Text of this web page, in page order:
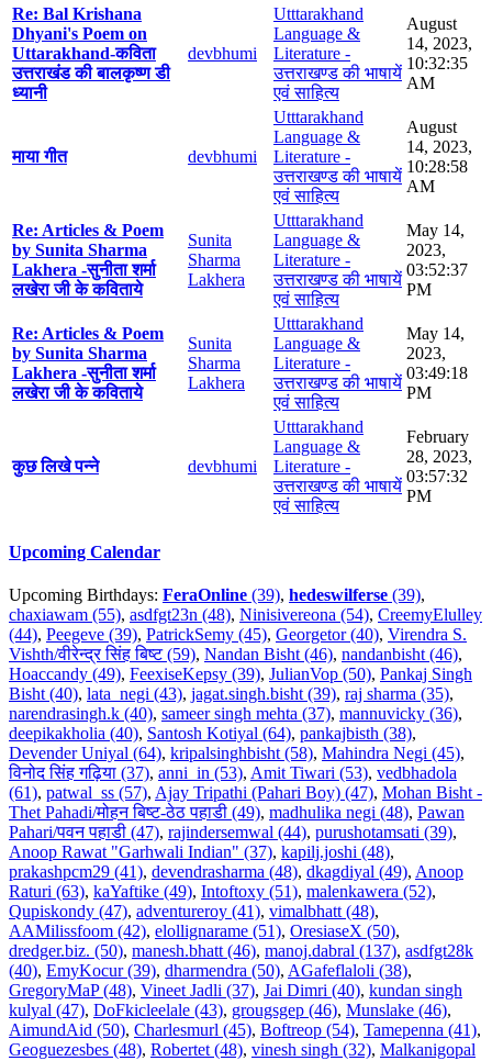
Re: Bal Krishana
Dhyani's Poem on
Uttarakhand-कविता
उत्तराखंड की बालकृष्ण डी
ध्यानी
devbhumi
Utttarakhand
Language &
Literature -
उत्तराखण्ड की भाषायें
एवं साहित्य
August
14, 2023,
10:32:35
AM
माया गीत devbhumi
Utttarakhand
Language &
Literature -
उत्तराखण्ड की भाषायें
एवं साहित्य
August
14, 2023,
10:28:58
AM
Re: Articles & Poem
by Sunita Sharma
Lakhera -सुनीता शर्मा
लखेरा जी के कविताये
Sunita
Sharma
Lakhera
Utttarakhand
Language &
Literature -
उत्तराखण्ड की भाषायें
एवं साहित्य
May 14,
2023,
03:52:37
PM
Re: Articles & Poem
by Sunita Sharma
Lakhera -सुनीता शर्मा
लखेरा जी के कविताये
Sunita
Sharma
Lakhera
Utttarakhand
Language &
Literature -
उत्तराखण्ड की भाषायें
एवं साहित्य
May 14,
2023,
03:49:18
PM
कुछ लिखे पन्ने devbhumi
Utttarakhand
Language &
Literature -
उत्तराखण्ड की भाषायें
एवं साहित्य
February
28, 2023,
03:57:32
PM
Upcoming Calendar
Upcoming Birthdays: FeraOnline (39), hedeswilferse (39),
chaxiawam (55), asdfgt23n (48), Ninisivereona (54), CreemyElulley
(44), Peegeve (39), PatrickSemy (45), Georgetor (40), Virendra S.
Vishth/वीरेन्द्र सिंह बिष्ट (59), Nandan Bisht (46), nandanbisht (46),
Hoaccandy (49), FeexiseKepsy (39), JulianVop (50), Pankaj Singh
Bisht (40), lata_negi (43), jagat.singh.bisht (39), raj sharma (35),
narendrasingh.k (40), sameer singh mehta (37), mannuvicky (36),
deepikakholia (40), Santosh Kotiyal (64), pankajbisth (38),
Devender Uniyal (64), kripalsinghbisht (58), Mahindra Negi (45),
विनोद सिंह गढ़िया (37), anni_in (53), Amit Tiwari (53), vedbhadola
(61), patwal_ss (57), Ajay Tripathi (Pahari Boy) (47), Mohan Bisht -
Thet Pahadi/मोहन बिष्ट-ठेठ पहाडी (49), madhulika negi (48), Pawan
Pahari/पवन पहाडी (47), rajindersemwal (44), purushotamsati (39),
Anoop Rawat "Garhwali Indian" (37), kapilj.joshi (48),
prakashpcm29 (41), devendrasharma (48), dkagdiyal (49), Anoop
Raturi (63), kaYaftike (49), Intoftoxy (51), malenkawera (52),
Qupiskondy (47), adventureroy (41), vimalbhatt (48),
AAMilissfoom (42), elollignarame (51), OresiaseX (50),
dredger.biz. (50), manesh.bhatt (46), manoj.dabral (137), asdfgt28k
(40), EmyKocur (39), dharmendra (50), AGafeflaloli (38),
GregoryMaP (48), Vineet Jadli (37), Jai Dimri (40), kundan singh
kulyal (47), DoFkicleelale (43), grougsgep (46), Munslake (46),
AimundAid (50), Charlesmurl (45), Boftreop (54), Tamepenna (41),
Geoguezesbes (48), Robertet (48), vinesh singh (32), Malkanigopal